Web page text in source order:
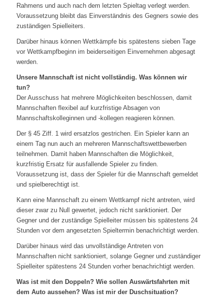
Rahmens und auch nach dem letzten Spieltag verlegt werden.
Voraussetzung bleibt das Einverständnis des Gegners sowie des
zuständigen Spielleiters.
Darüber hinaus können Wettkämpfe bis spätestens sieben Tage
vor Wettkampfbeginn im beiderseitigen Einvernehmen abgesagt
werden.
Unsere Mannschaft ist nicht vollständig. Was können wir
tun?
Der Ausschuss hat mehrere Möglichkeiten beschlossen, damit
Mannschaften flexibel auf kurzfristige Absagen von
Mannschaftskolleginnen und -kollegen reagieren können.
Der § 45 Ziff. 1 wird ersatzlos gestrichen. Ein Spieler kann an
einem Tag nun auch an mehreren Mannschaftswettbewerben
teilnehmen. Damit haben Mannschaften die Möglichkeit,
kurzfristig Ersatz für ausfallende Spieler zu finden.
Voraussetzung ist, dass der Spieler für die Mannschaft gemeldet
und spielberechtigt ist.
Kann eine Mannschaft zu einem Wettkampf nicht antreten, wird
dieser zwar zu Null gewertet, jedoch nicht sanktioniert. Der
Gegner und der zuständige Spielleiter müssen bis spätestens 24
Stunden vor dem angesetzten Spieltermin benachrichtigt werden.
Darüber hinaus wird das unvollständige Antreten von
Mannschaften nicht sanktioniert, solange Gegner und zuständiger
Spielleiter spätestens 24 Stunden vorher benachrichtigt werden.
Was ist mit den Doppeln? Wie sollen Auswärtsfahrten mit
dem Auto aussehen? Was ist mir der Duschsituation?